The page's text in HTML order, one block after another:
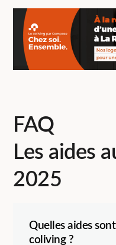
FAQ
Les aides
2025
Quelles aides
coliving ?